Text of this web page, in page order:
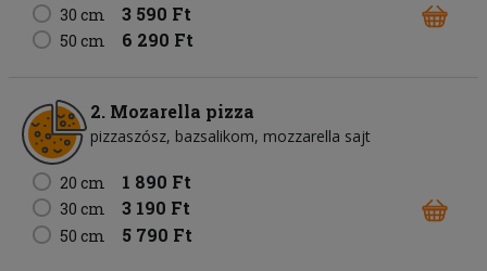
30 cm 3 590 Ft
50 cm 6 290 Ft
2. Mozarella pizza
pizzaszósz bazsalikom mozzarella sajt
20 cm 1 890 Ft
30 cm 3 190 Ft
50 cm 5 790 Ft